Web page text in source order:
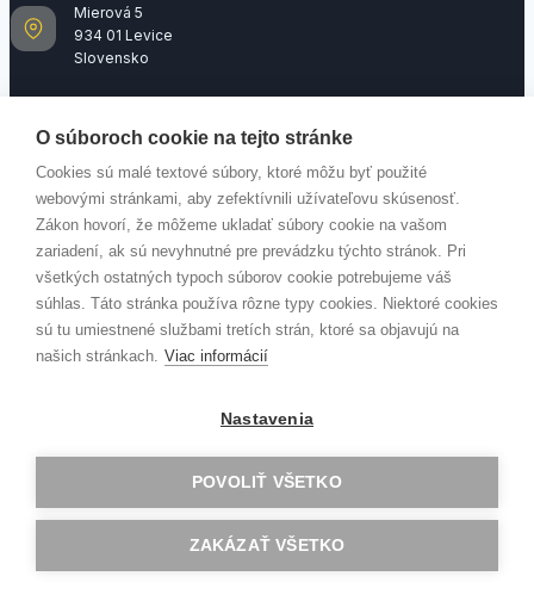
Mierová 5
934 01 Levice
Slovensko
+421 36 631 2631
sekretariat@gav.sk
© 2026 Gymnázium Andreja Vrábla, Levice. Všetky práva
SPRÍSTUPŇOVANIE INFORMÁCII
O súboroch cookie na tejto stránke
Cookies sú malé textové súbory, ktoré môžu byť použité
webovými stránkami, aby zefektívnili užívateľovu skúsenosť.
Zákon hovorí, že môžeme ukladať súbory cookie na vašom
zariadení, ak sú nevyhnutné pre prevádzku týchto stránok. Pri
všetkých ostatných typoch súborov cookie potrebujeme váš
súhlas. Táto stránka používa rôzne typy cookies. Niektoré cookies
sú tu umiestnené službami tretích strán, ktoré sa objavujú na
našich stránkach. Viac informácií
Nastavenia
POVOLIŤ VŠETKO
ZAKÁZAŤ VŠETKO